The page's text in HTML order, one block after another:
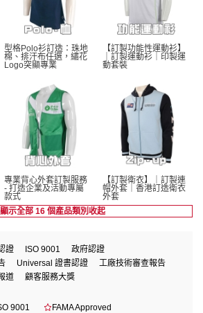
型格Polo衫訂造：珠地
棉、排汗布任選，繡花
Logo突顯專業
【訂製功能性運動衫】
｜訂製運動衫｜印製運
動套裝
專業背心外套訂製服務
- 打造企業及活動專屬
款式
【訂製衛衣】｜訂製連
帽外套｜香港訂造衛衣
外套
顯示全部 16 個產品類別收起
證 ISO 9001
政府認證
Universal 證書認證
工廠技術審查報告
道 顧客服務大獎
9001
FAMA Approved